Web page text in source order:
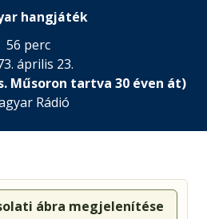
hangjáték
56 perc
április 23.
Műsoron tartva 30 éven át)
Rádió
ábra megjelenítése